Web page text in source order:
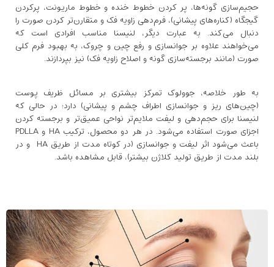
حجیم‌سازی گونه‌ها، پر کردن خطوط خنده و خطوط ماریونت، پرکردن
گیجگاه (کناره‌های پیشانی)، فرم‌دهی زاویه فک و متقارن‌تر کردن صورت را
دنبال می‌کند. به عبارت دیگر، لنیسنا مناسب افرادی است که
می‌خواهند علاوه بر جوانسازی و رفع چین ‌و چروک، به بهبود فرم کلی
صورت (مانند برجسته‌سازی گونه و اصلاح زاویه فک) نیز بپردازند.
به طور خلاصه، جوولوک تمرکز بیشتری بر مسائل ظریف پوست
(چین‌های ریز و جوانسازی اطراف چشم و پیشانی) دارد؛ در حالی که
لنیسنا برای حجم‌دهی و لیفت ملایم‌تر نواحی عمیق‌تر و برجسته کردن
اجزای صورت استفاده می‌شود. در هر دو محصول، ترکیب HA و PDLLA
باعث می‌شود اثر لیفت و جوانسازی (در کوتاه ‌مدت از طریق HA و در
بلند مدت از طریق تولید کلاژن بیشتر)، قابل مشاهده باشد.